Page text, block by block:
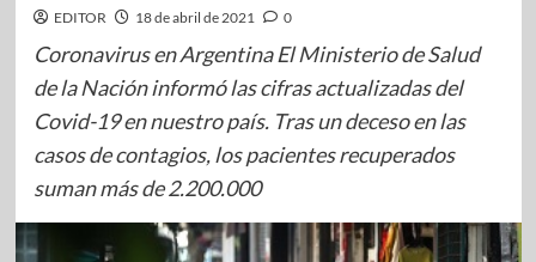
EDITOR 18 de abril de 2021 0
Coronavirus en Argentina El Ministerio de Salud
de la Nación informó las cifras actualizadas del
Covid-19 en nuestro país. Tras un deceso en las
casos de contagios, los pacientes recuperados
suman más de 2.200.000